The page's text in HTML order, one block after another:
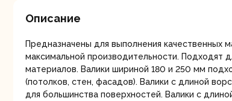
Описание
Предназначены для выполнения качественных
максимальной производительности. Подходят
материалов. Валики шириной 180 и 250 мм
(потолков, стен, фасадов). Валики с длиной
для большинства поверхностей. Валики с